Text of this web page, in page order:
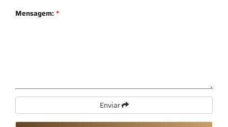
Mensagem:*
Enviar